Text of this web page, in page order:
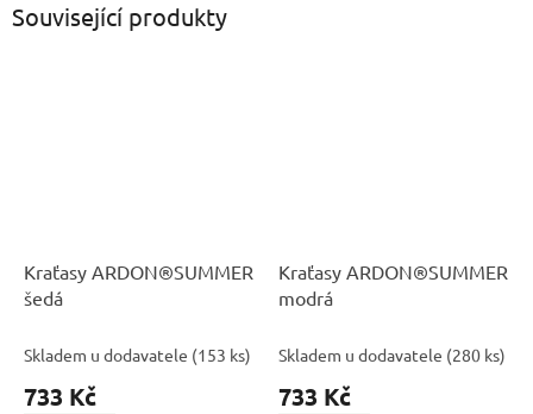
Související produkty
Kraťasy ARDON®SUMMER
šedá
Skladem u dodavatele (153 ks)
733 Kč
Kraťasy ARDON®SUMMER
modrá
Skladem u dodavatele (280 ks)
733 Kč